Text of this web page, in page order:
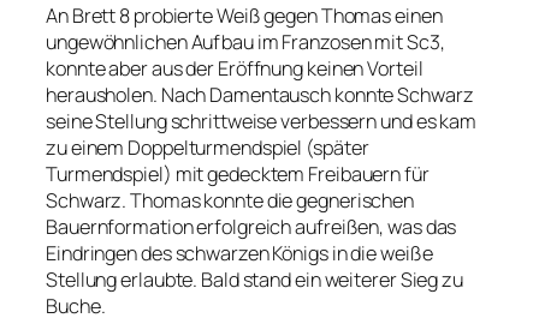
An Brett 8 probierte Weiß gegen Thomas einen
ungewöhnlichen Aufbau im Franzosen mit Sc3,
konnte aber aus der Eröffnung keinen Vorteil
herausholen. Nach Damentausch konnte Schwarz
seine Stellung schrittweise verbessern und es kam
zu einem Doppelturmendspiel (später
Turmendspiel) mit gedecktem Freibauern für
Schwarz. Thomas konnte die gegnerischen
Bauernformation erfolgreich aufreißen, was das
Eindringen des schwarzen Königs in die weiße
Stellung erlaubte. Bald stand ein weiterer Sieg zu
Buche.